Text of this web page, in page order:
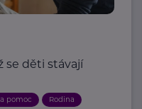
se děti stávají
pomoc Rodina